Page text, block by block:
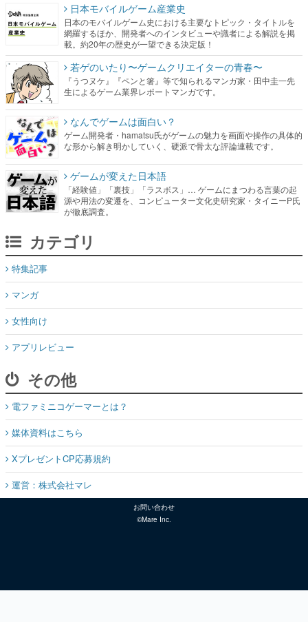
日本モバイルゲーム産業史
日本のモバイルゲーム史における主要なトピック・タイトルを
網羅するほか、開発者へのインタビューや識者による解説を掲
載。約20年の歴史が一望できる決定版！
若ゲのいたり〜ゲームクリエイターの青春〜
『うつヌケ』『ペンと箸』等で知られるマンガ家・田中圭一先
生によるゲーム業界レポートマンガです。
なんでゲームは面白い？
ゲーム開発者・hamatsu氏がゲームの魅力を画面や操作の具体的
な形から解き明かしていく、硬派で骨太な評論連載です。
ゲームが変えた日本語
「経験値」「裏技」「ラスボス」… ゲームにまつわる言葉の起
源や用法の変遷を、コンピューター文化史研究家・タイニーP氏
が徹底調査。
カテゴリ
特集記事
マンガ
女性向け
アプリレビュー
その他
電ファミニコゲーマーとは？
媒体資料はこちら
XプレゼントCP応募規約
運営：株式会社マレ
お問い合わせ
©Mare Inc.